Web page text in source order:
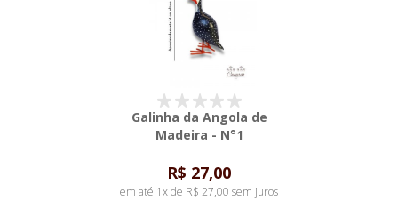
Galinha da Angola de
Madeira - N°1
R$ 27,00
em até 1x de R$ 27,00 sem juros